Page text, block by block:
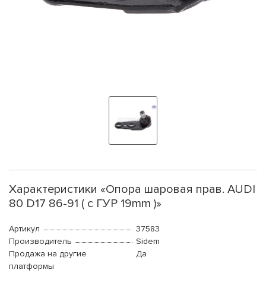
Характеристики «Опора шаровая прав. AUDI
80 D17 86-91 ( с ГУР 19mm )»
Артикул
37583
Производитель
Sidem
Продажа на другие
платформы
Да